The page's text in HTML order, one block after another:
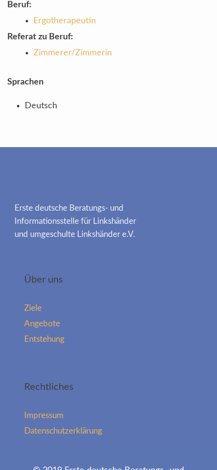
Beruf:
Ergotherapeutin
Referat zu Beruf:
Zimmerer/Zimmerin
Sprachen
Deutsch
Erste deutsche Beratungs- und
Informationsstelle für Linkshänder
und umgeschulte Linkshänder e.V.
Über uns
Ziele
Angebote
Entstehung
Rechtliches
Impressum
Datenschutzerklärung